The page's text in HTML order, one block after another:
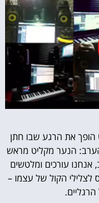
הופך את הרגע שבו חתן
הנער מקליט מראש
אנחנו עורכים ומלטשים
לצלילי הקול של עצמו –